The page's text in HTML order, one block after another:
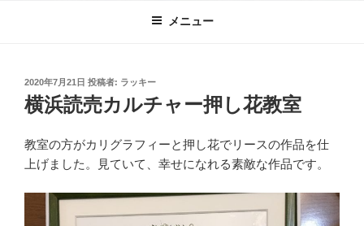
メニュー
投
稿
日:
2020年7月21日 投稿者: ラッキー
横浜読売カルチャー押し花教室
教室の方がカリグラフィーと押し花でリースの作品を仕
上げました。見ていて、幸せになれる素敵な作品です。